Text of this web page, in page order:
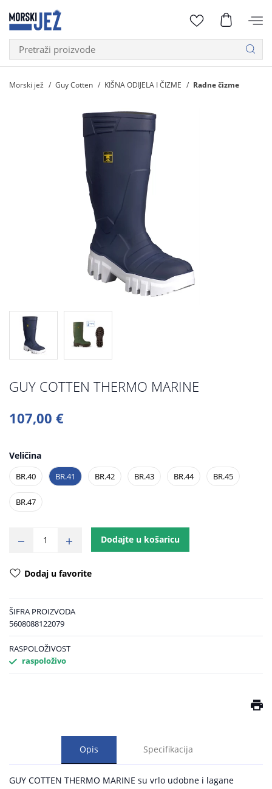
Morski jež Guy Cotten KIŠNA ODIJELA I ČIZME Radne čizme
GUY COTTEN THERMO MARINE
107,00 €
Veličina
BR.40 BR.41 BR.42 BR.43 BR.44 BR.45
BR.47
Dodajte u košaricu
Dodaj u favorite
ŠIFRA PROIZVODA
5608088122079
RASPOLOŽIVOST
raspoloživo
Opis Specifikacija
GUY COTTEN THERMO MARINE su vrlo udobne i lagane